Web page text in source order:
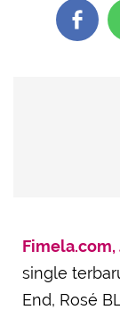
Fimela.com,
single
End, Rosé